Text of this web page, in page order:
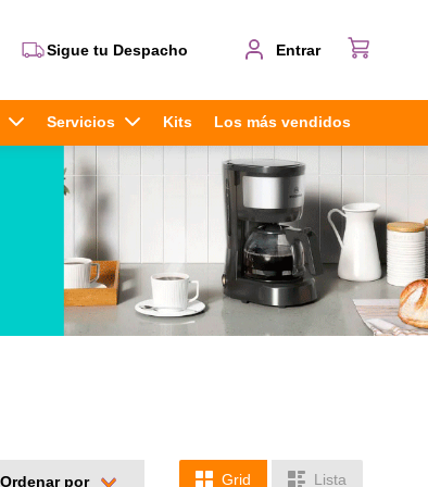
Sigue tu Despacho Entrar
Servicios Kits Los más vendidos
Grid Lista